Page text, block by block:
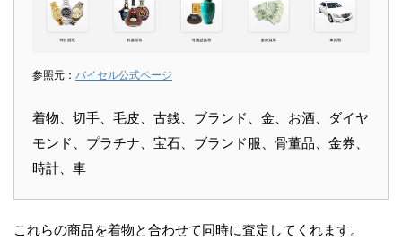
参照元： バイセル公式ページ
着物、切手、毛皮、古銭、ブランド、金、お酒、ダイヤ
モンド、プラチナ、宝石、ブランド服、骨董品、金券、
時計、車
これらの商品を着物と合わせて同時に査定してくれます。